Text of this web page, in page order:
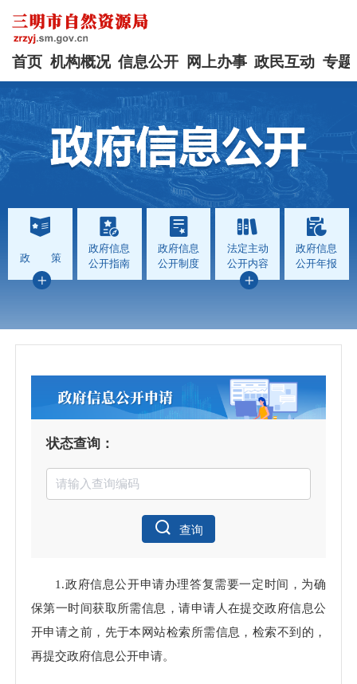
首页 机构概况 信息公开 网上办事 政民互动 专题
政 策
政府信息
公开指南
政府信息
公开制度
法定主动
公开内容
政府信息
公开年报
状态查询：
查询
1.政府信息公开申请办理答复需要一定时间，为确
保第一时间获取所需信息，请申请人在提交政府信息公
开申请之前，先于本网站检索所需信息，检索不到的，
再提交政府信息公开申请。